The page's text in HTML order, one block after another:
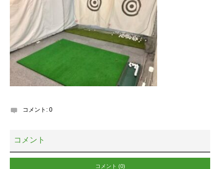
コメント: 0
コメント
コメント (0)